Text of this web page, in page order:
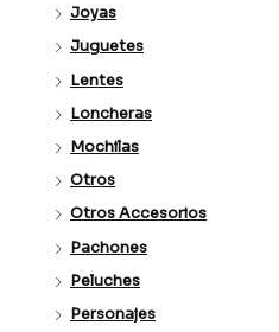
Joyas
Juguetes
Lentes
Loncheras
Mochilas
Otros
Otros Accesorios
Pachones
Peluches
Personajes